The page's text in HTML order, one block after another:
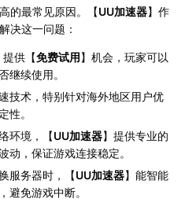
的最常见原因。【UU加速器】作
决这一问题：
提供【免费试用】机会，玩家可以
继续使用。
技术，特别针对海外地区用户优
性。
环境，【UU加速器】提供专业的
动，保证游戏连接稳定。
服务器时，【UU加速器】能智能
避免游戏中断。